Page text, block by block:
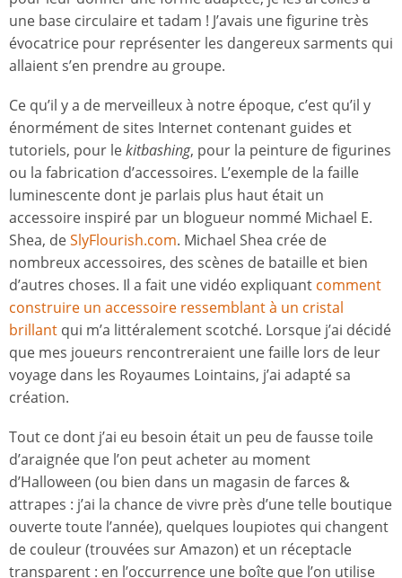
une base circulaire et tadam ! J’avais une figurine très
évocatrice pour représenter les dangereux sarments qui
allaient s’en prendre au groupe.
Ce qu’il y a de merveilleux à notre époque, c’est qu’il y
énormément de sites Internet contenant guides et
tutoriels, pour lekitbashing, pour la peinture de figurines
ou la fabrication d’accessoires. L’exemple de la faille
luminescente dont je parlais plus haut était un
accessoire inspiré par un blogueur nommé Michael E.
Shea, deSlyFlourish.com. Michael Shea crée de
nombreux accessoires, des scènes de bataille et bien
d’autres choses. Il a fait une vidéo expliquant comment
construire un accessoire ressemblant à un cristal
brillant qui m’a littéralement scotché. Lorsque j’ai décidé
que mes joueurs rencontreraient une faille lors de leur
voyage dans les Royaumes Lointains, j’ai adapté sa
création.
Tout ce dont j’ai eu besoin était un peu de fausse toile
d’araignée que l’on peut acheter au moment
d’Halloween (ou bien dans un magasin de farces &
attrapes : j’ai la chance de vivre près d’une telle boutique
ouverte toute l’année), quelques loupiotes qui changent
de couleur (trouvées sur Amazon) et un réceptacle
transparent : en l’occurrence une boîte que l’on utilise